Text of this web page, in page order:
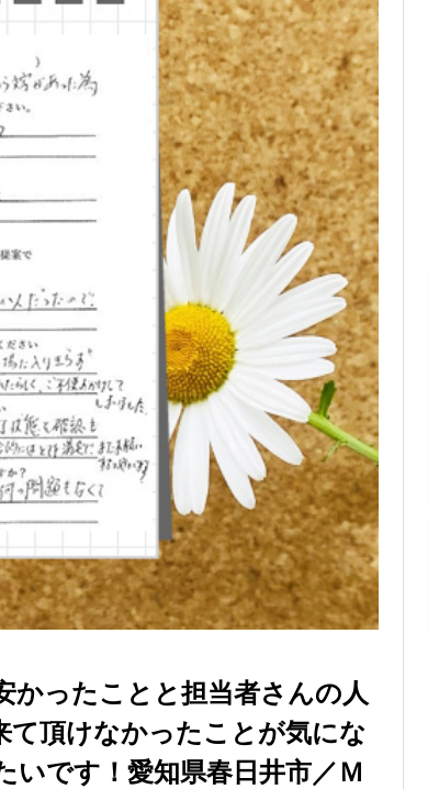
かったことと担当者さんの人
て頂けなかったことが気にな
です！愛知県春日井市／Ｍ